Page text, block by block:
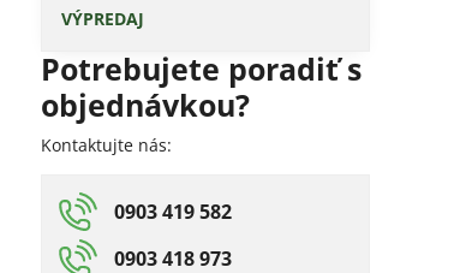
VÝPREDAJ
Potrebujete poradiť s
objednávkou?
Kontaktujte nás:
0903 419 582
0903 418 973